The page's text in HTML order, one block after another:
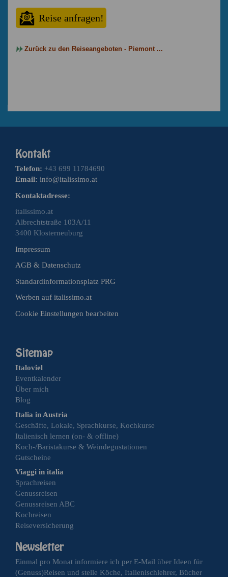
Reise anfragen!
Zurück zu den Reiseangeboten - Piemont ...
Telefon: +43 699 11784690
Email: info@italissimo.at
Kontaktadresse:
italissimo.at
Albrechtstraße 103A/11
3400 Klosterneuburg
Impressum
AGB & Datenschutz
Standardinformationsplatz PRG
Werben auf italissimo.at
Cookie Einstellungen bearbeiten
Italoviel
Eventkalender
Über mich
Blog
Italia in Austria
Geschäfte, Lokale, Sprachkurse, Kochkurse
Italienisch lernen (on- & offline)
Koch-/Baristakurse & Weindegustationen
Gutscheine
Viaggi in italia
Sprachreisen
Genussreisen
Genussreisen ABC
Kochreisen
Reiseversicherung
Einmal pro Monat informiere ich per E-Mail über Ideen für
(Genuss)Reisen und stelle Köche, Italienischlehrer, Bücher